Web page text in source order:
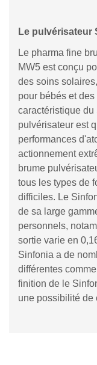
Le pulvérisateur
Le pharma fine
MW5 est conçu
des soins
pour bébés et
caractéristique
pulvérisateur est
performances
actionnement
brume
tous les types de
difficiles. Le
de sa large
personnels,
sortie varie en
Sinfonia a de
différentes
finition de le
une possibilité de